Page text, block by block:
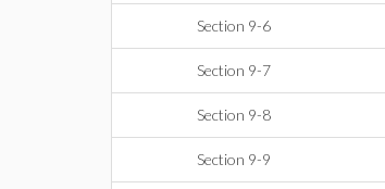
Section 9-6
Section 9-7
Section 9-8
Section 9-9